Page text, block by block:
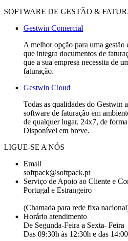
SOFTWARE DE GESTÃO &
Gestwin Comercial
A melhor opção para uma
que integra documentos de
que a sua empresa necessita de
faturação.
Gestwin Cloud
Todas as qualidades do Gestwin
software de faturação em
de qualquer lugar, 24x7, de
Disponível em breve.
LIGUE-SE A NÓS
Email
softpack@softpack.pt
Serviço de Apoio ao Cliente e
Portugal e Estrangeiro
(Chamada para rede fixa
Horário atendimento
De Segunda-Feira a Sexta- Feira
Das 09:30h às 12:30h e das